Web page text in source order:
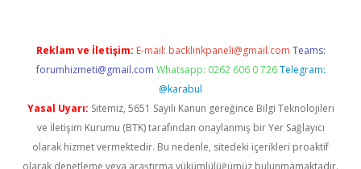
Reklam ve İletişim: E-mail: backlinkpaneli@gmail.com Teams:
forumhizmeti@gmail.com Whatsapp: 0262 606 0 726 Telegram:
@karabul
Yasal Uyarı: Sitemiz, 5651 Sayılı Kanun gereğince Bilgi Teknolojileri
ve İletişim Kurumu (BTK) tarafından onaylanmış bir Yer Sağlayıcı
olarak hizmet vermektedir. Bu nedenle, sitedeki içerikleri proaktif
olarak denetleme veya araştırma yükümlülüğümüz bulunmamaktadır.